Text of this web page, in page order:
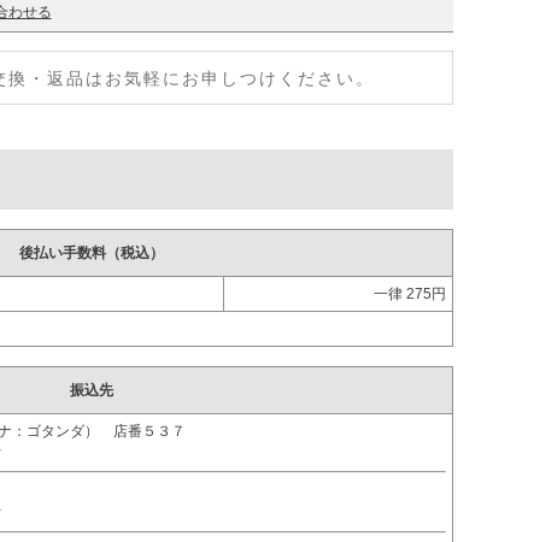
わせる
換・返品はお気軽にお申しつけください。
後払い手数料（税込）
一律 275円
振込先
：ゴタンダ） 店番５３７